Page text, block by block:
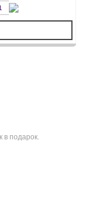
в подарок.